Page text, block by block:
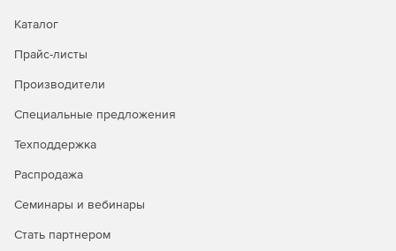
Directory гарантирует тесную интеграцию программы с
проблем, связанных с несовместимостью приложений, а
большого количества параметров при добавлении или
удалении пользователя.
Своего рода фундаментом Burstek WebFilter ISA/TMG
List. В распоряжении администраторов оказывается
исчерпывающая база данных, в которой представлены
чем в 50 категорий. Патентованная технология отвечает
Каталог
Прайс-листы
Производители
Специальные предложения
Техподдержка
Распродажа
Семинары и вебинары
Стать партнером